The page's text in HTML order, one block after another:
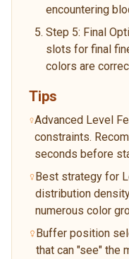
encountering
Step 5: Final
slots for final
colors are
Tips
Advanced Level
constraints.
seconds before
Best strategy for
distribution
numerous color
Buffer position
that can "see" the